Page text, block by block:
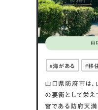
山
海がある 移
山口県防府市は、
の要衝として栄え
宮である防府天満